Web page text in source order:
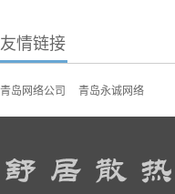
友情链接
青岛网络公司 青岛永诚网络